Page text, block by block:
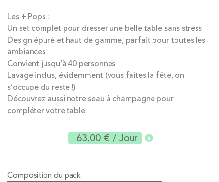
Les + Pops :
Un set complet pour dresser une belle table sans stress
Design épuré et haut de gamme, parfait pour toutes les
ambiances
Convient jusqu’à 40 personnes
Lavage inclus, évidemment (vous faites la fête, on
s’occupe du reste !)
Découvrez aussi notre seau à champagne pour
compléter votre table
63,00 € / Jour
Composition du pack